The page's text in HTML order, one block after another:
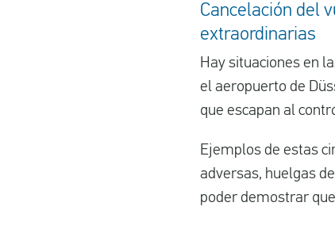
Cancelación del
extraordinarias
Hay situaciones en
el aeropuerto de
que escapan al
Ejemplos de estas
adversas, huelgas
poder demostrar